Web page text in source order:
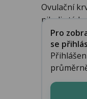
Ovulační
nikoliv
Pro
se